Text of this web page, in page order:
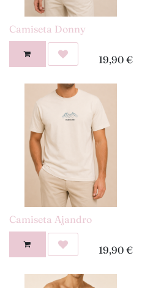
Camiseta Donny
19,90€
Camiseta Ajandro
19,90€